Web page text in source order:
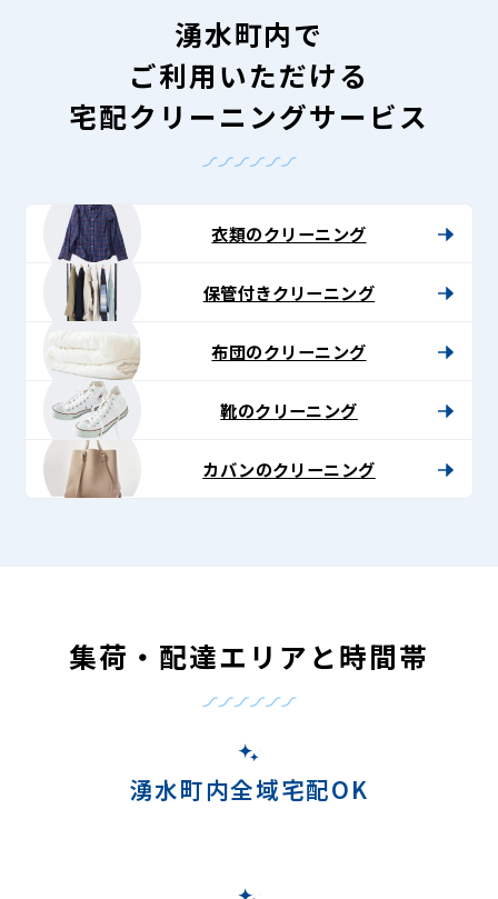
ト〉
湧水町内で
ご利用いただける
宅配クリーニングサービス
衣類のクリーニング
保管付きクリーニング
布団のクリーニング
靴のクリーニング
カバンのクリーニング
集荷・配達エリアと時間帯
湧水町内全域宅配OK